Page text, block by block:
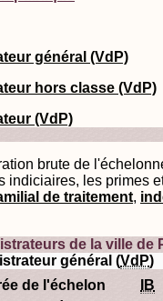
général (VdP)
hors classe (VdP)
(VdP)
brute de
indiciaires, les primes
de traitement,
de la ville de
général (VdP)
de l'échelon IB